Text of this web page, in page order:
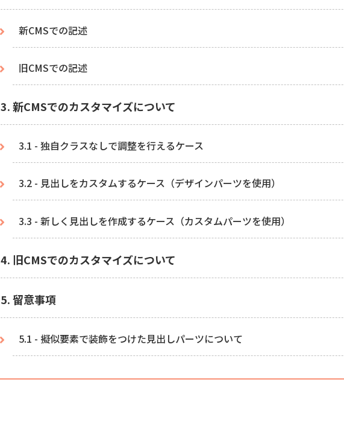
新CMSでの記述
旧CMSでの記述
3. 新CMSでのカスタマイズについて
3.1 - 独自クラスなしで調整を行えるケース
3.2 - 見出しをカスタムするケース（デザインパーツを使用）
3.3 - 新しく見出しを作成するケース（カスタムパーツを使用）
4. 旧CMSでのカスタマイズについて
5. 留意事項
5.1 - 擬似要素で装飾をつけた見出しパーツについて